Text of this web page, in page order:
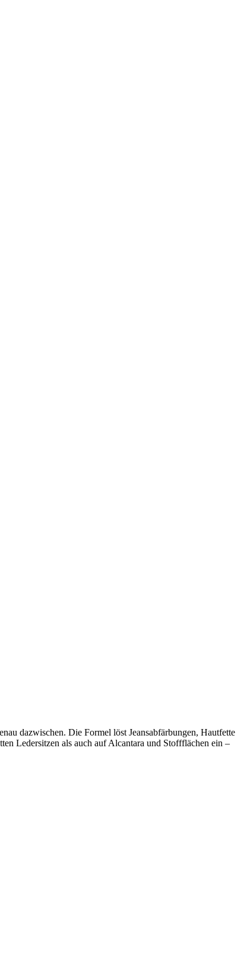
dazwischen. Die Formel löst Jeansabfärbungen, Hautfette
Ledersitzen als auch auf Alcantara und Stoffflächen ein –